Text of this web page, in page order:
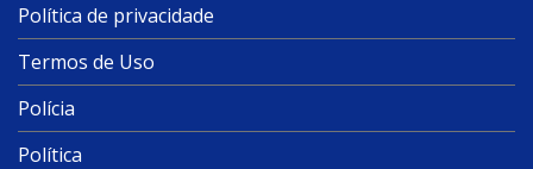
Política de privacidade
Termos de Uso
Polícia
Política